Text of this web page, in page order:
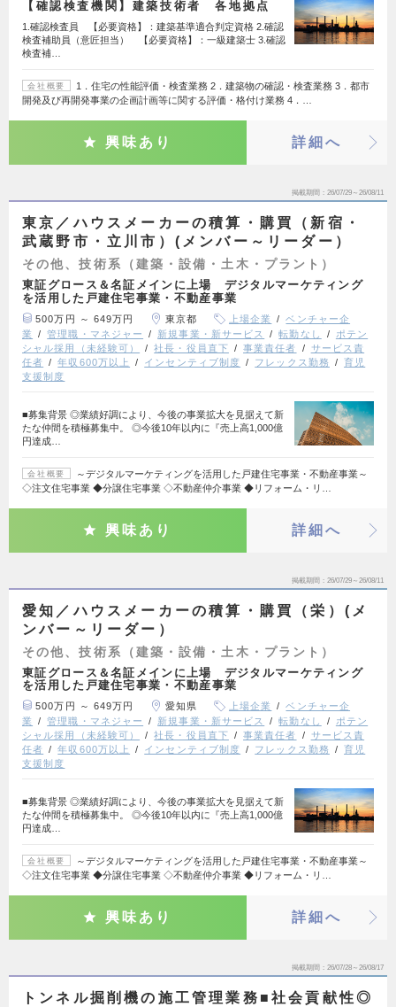
【確認検査機関】建築技術者 各地拠点
1.確認検査員 【必要資格】：建築基準適合判定資格 2.確認
検査補助員（意匠担当） 【必要資格】：一級建築士 3.確認
検査補…
会社概要
1．住宅の性能評価・検査業務 2．建築物の確認・検査業務 3．都市
開発及び再開発事業の企画計画等に関する評価・格付け業務 4．…
興味あり 詳細へ
掲載期間 26/07/29～26/08/11
東京／ハウスメーカーの積算・購買（新宿・
武蔵野市・立川市）(メンバー～リーダー）
その他、技術系（建築・設備・土木・プラント）
東証グロース＆名証メインに上場 デジタルマーケティング
を活用した戸建住宅事業・不動産事業
500万円 ～ 649万円 東京都 上場企業
ベンチャー企
業
管理職・マネジャー 新規事業・新サービス 転勤なし
ポテン
シャル採用（未経験可）
社長・役員直下 事業責任者
サービス責
任者
年収600万以上 インセンティブ制度 フレックス勤務
育児
支援制度
■募集背景 ◎業績好調により、今後の事業拡大を見据えて新
たな仲間を積極募集中。 ◎今後10年以内に『売上高1,000億
円達成…
会社概要
～デジタルマーケティングを活用した戸建住宅事業・不動産事業～
◇注文住宅事業 ◆分譲住宅事業 ◇不動産仲介事業 ◆リフォーム・リ…
興味あり 詳細へ
掲載期間 26/07/29～26/08/11
愛知／ハウスメーカーの積算・購買（栄）(メ
ンバー～リーダー）
その他、技術系（建築・設備・土木・プラント）
東証グロース＆名証メインに上場 デジタルマーケティング
を活用した戸建住宅事業・不動産事業
500万円 ～ 649万円 愛知県 上場企業
ベンチャー企
業
管理職・マネジャー 新規事業・新サービス 転勤なし
ポテン
シャル採用（未経験可）
社長・役員直下 事業責任者
サービス責
任者
年収600万以上 インセンティブ制度 フレックス勤務
育児
支援制度
■募集背景 ◎業績好調により、今後の事業拡大を見据えて新
たな仲間を積極募集中。 ◎今後10年以内に『売上高1,000億
円達成…
会社概要
～デジタルマーケティングを活用した戸建住宅事業・不動産事業～
◇注文住宅事業 ◆分譲住宅事業 ◇不動産仲介事業 ◆リフォーム・リ…
興味あり 詳細へ
掲載期間 26/07/28～26/08/17
トンネル掘削機の施工管理業務■社会貢献性◎